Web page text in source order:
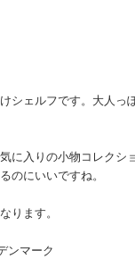
シェルフです。大人っ
に入りの小物コレクシ
のにいいですね。
ります。
ンマーク